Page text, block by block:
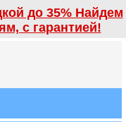
до 35% Найдем
с гарантией!